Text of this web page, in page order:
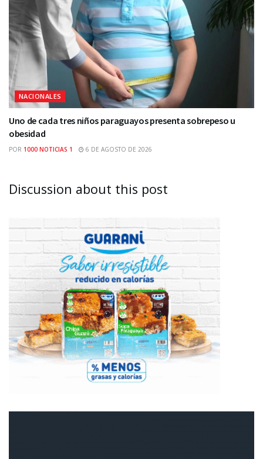
NACIONALES
Uno de cada tres niños paraguayos presenta sobrepeso u
obesidad
POR 1000 NOTICIAS 1 6 DE AGOSTO DE 2026
Discussion about this post